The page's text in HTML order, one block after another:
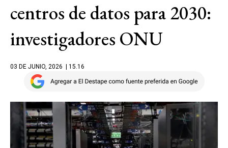
centros de datos para 2030:
investigadores ONU
03 DE JUNIO, 2026 | 15.16